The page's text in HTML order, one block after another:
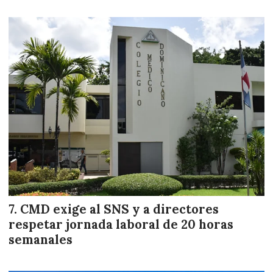
CMD exige al SNS y a directores
respetar jornada laboral de 20 horas
semanales